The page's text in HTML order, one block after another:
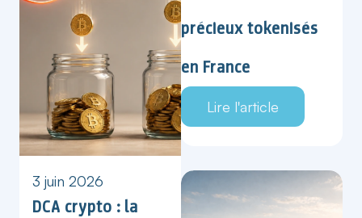
3 juin 2026
DCA crypto : la
précieux tokenisés
en France
Lire l'article